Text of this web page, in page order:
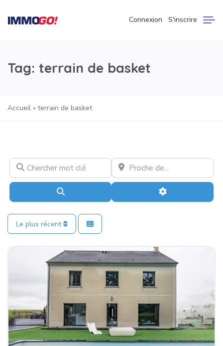
Connexion S'inscrire
Tag: terrain de basket
Accueil » terrain de basket
Chercher mot clé Proche de…
Recherche Advanced
Le plus récent